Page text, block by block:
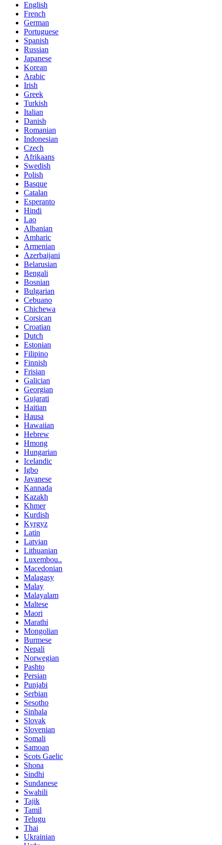
English
French
German
Portuguese
Spanish
Russian
Japanese
Korean
Arabic
Irish
Greek
Turkish
Italian
Danish
Romanian
Indonesian
Czech
Afrikaans
Swedish
Polish
Basque
Catalan
Esperanto
Hindi
Lao
Albanian
Amharic
Armenian
Azerbaijani
Belarusian
Bengali
Bosnian
Bulgarian
Cebuano
Chichewa
Corsican
Croatian
Dutch
Estonian
Filipino
Finnish
Frisian
Galician
Georgian
Gujarati
Haitian
Hausa
Hawaiian
Hebrew
Hmong
Hungarian
Icelandic
Igbo
Javanese
Kannada
Kazakh
Khmer
Kurdish
Kyrgyz
Latin
Latvian
Lithuanian
Luxembou..
Macedonian
Malagasy
Malay
Malayalam
Maltese
Maori
Marathi
Mongolian
Burmese
Nepali
Norwegian
Pashto
Persian
Punjabi
Serbian
Sesotho
Sinhala
Slovak
Slovenian
Somali
Samoan
Scots Gaelic
Shona
Sindhi
Sundanese
Swahili
Tajik
Tamil
Telugu
Thai
Ukrainian